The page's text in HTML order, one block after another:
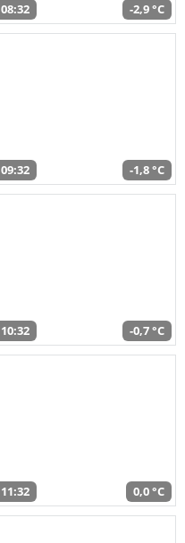
08:32 -2,9 °C
09:32 -1,8 °C
10:32 -0,7 °C
11:32 0,0 °C